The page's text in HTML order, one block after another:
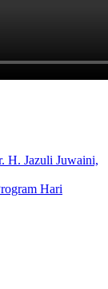
H. Jazuli Juwaini,
Hari